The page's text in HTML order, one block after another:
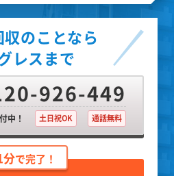
のことなら
レスまで
926-449
中！ 土日祝OK 通話無料
分で完了！